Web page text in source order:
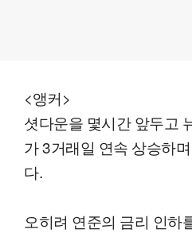
<앵커>
셧다운을 몇시간 앞두고
가 3거래일 연속 상승하
다.
오히려 연준의 금리 인하